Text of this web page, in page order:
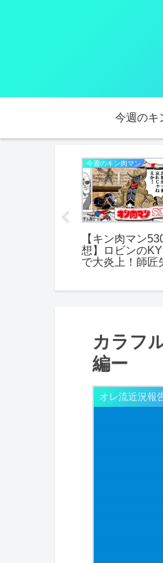
今週のキ
今週のキン肉マン
【キン肉マン
想】ロビンの
で大炎上！師匠
カラフ
編ー
オレ流近況報